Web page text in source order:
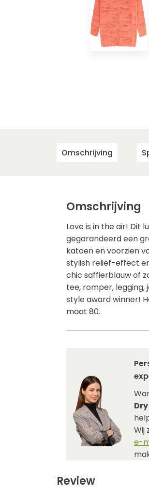
Omschrijving
Omschrijving
Love is in the air! Dit
gegarandeerd een
katoen en voorzien
stylish reliëf-effect
chic saffierblauw of
tee, romper, legging,
style award winner!
maat 80.
Wij
e-
Review